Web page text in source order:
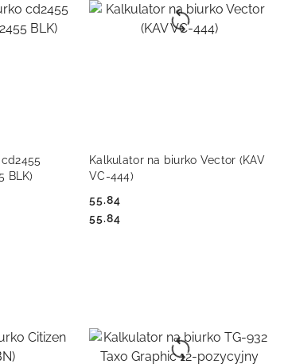
BLK)
Kalkulator na biurko Vector (KAV
VC-444)
Cena:
55.84
Cena:
55.84
DO KOSZYKA